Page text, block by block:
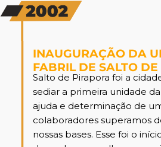
INAUGURAÇÃO DA
FABRIL DE SALTO
Salto de Pirapora foi a
sediar a primeira unidade
ajuda e determinação de
colaboradores superamos
nossas bases. Esse foi o